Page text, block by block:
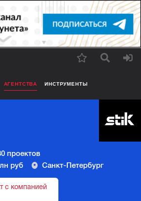
АГЕНТСТВА ИНСТРУМЕНТЫ
проектов
руб
Санкт-Петербург
с компанией